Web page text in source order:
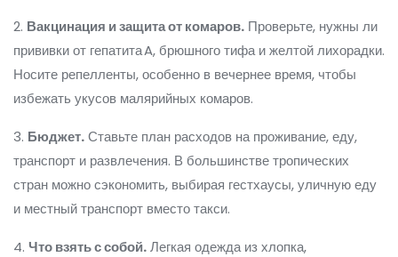
2. Вакцинация и защита от комаров. Проверьте, нужны ли
прививки от гепатита A, брюшного тифа и желтой лихорадки.
Носите репелленты, особенно в вечернее время, чтобы
избежать укусов малярийных комаров.
3. Бюджет.Ставьте план расходов на проживание, еду,
транспорт и развлечения. В большинстве тропических
стран можно сэкономить, выбирая гестхаусы, уличную еду
и местный транспорт вместо такси.
4. Что взять с собой.Легкая одежда из хлопка,